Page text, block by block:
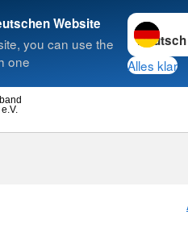
Website
you can use the
one
Sprache
Alles klar
Suche